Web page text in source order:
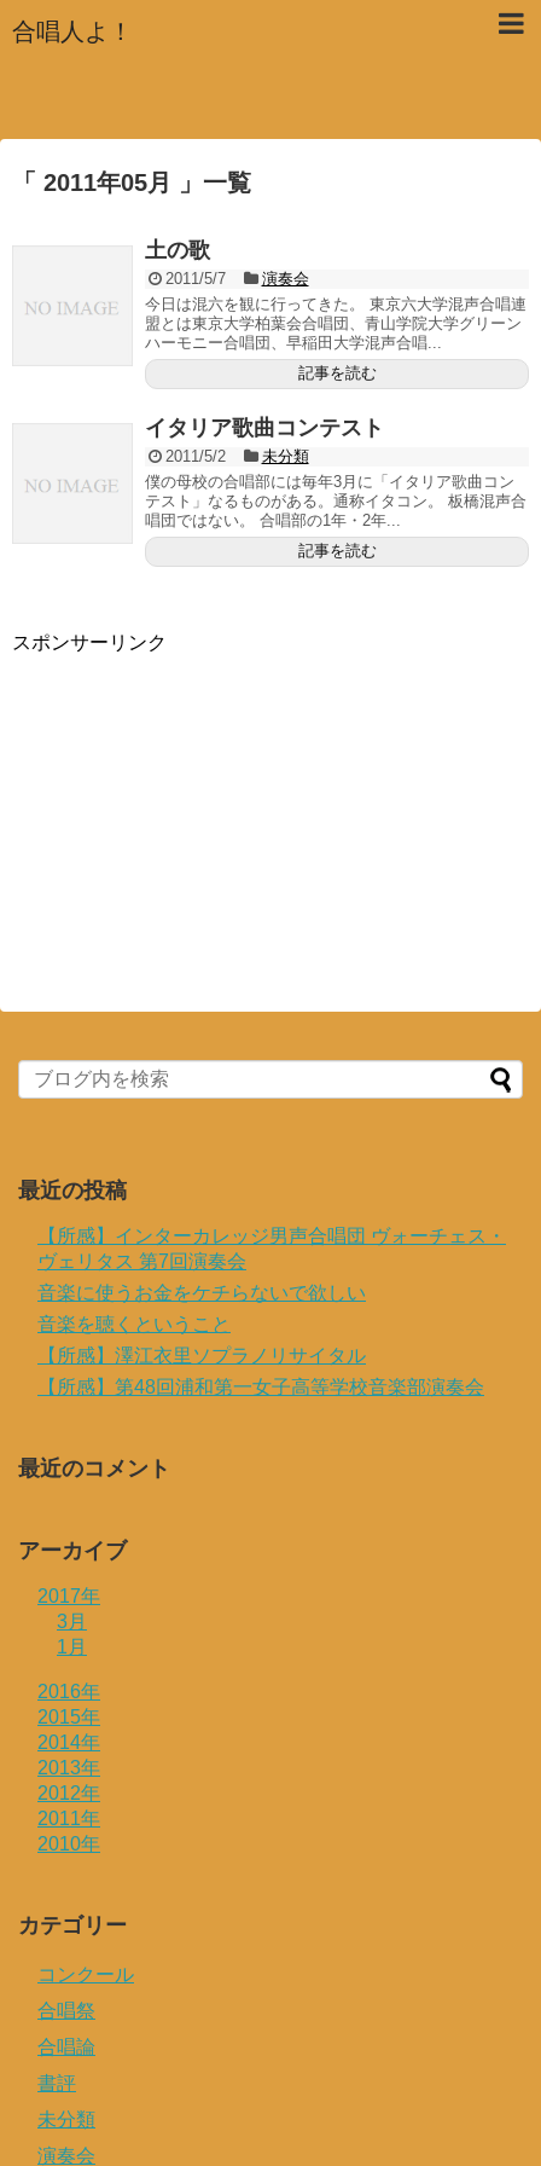
合唱人よ！
「 2011年05月 」一覧
土の歌
2011/5/7
演奏会
今日は混六を観に行ってきた。 東京六大学混声合唱連
盟とは東京大学柏葉会合唱団、青山学院大学グリーン
ハーモニー合唱団、早稲田大学混声合唱...
記事を読む
イタリア歌曲コンテスト
2011/5/2
未分類
僕の母校の合唱部には毎年3月に「イタリア歌曲コン
テスト」なるものがある。通称イタコン。 板橋混声合
唱団ではない。 合唱部の1年・2年...
記事を読む
スポンサーリンク
最近の投稿
【所感】インターカレッジ男声合唱団 ヴォーチェス・
ヴェリタス 第7回演奏会
音楽に使うお金をケチらないで欲しい
音楽を聴くということ
【所感】澤江衣里ソプラノリサイタル
【所感】第48回浦和第一女子高等学校音楽部演奏会
最近のコメント
アーカイブ
2017年
3月
1月
2016年
2015年
2014年
2013年
2012年
2011年
2010年
カテゴリー
コンクール
合唱祭
合唱論
書評
未分類
演奏会